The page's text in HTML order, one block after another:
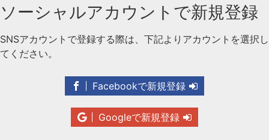
ソーシャルアカウントで新規登録
SNSアカウントで登録する際は、下記よりアカウントを選択し
てください。
Facebookで新規登録
Googleで新規登録